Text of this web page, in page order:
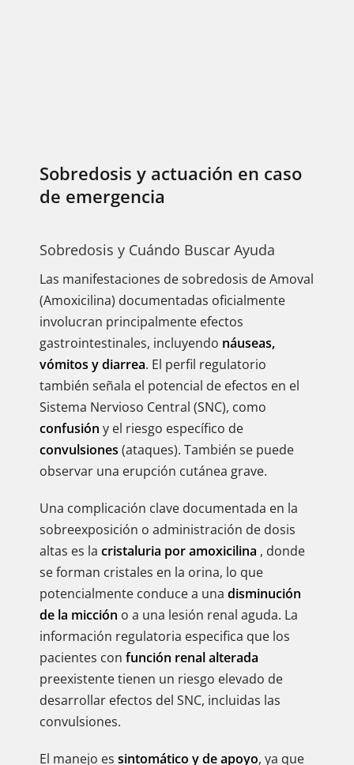
Sobredosis y actuación en caso
de emergencia
Sobredosis y Cuándo Buscar Ayuda
Las manifestaciones de sobredosis de Amoval
(Amoxicilina) documentadas oficialmente
involucran principalmente efectos
gastrointestinales, incluyendo náuseas,
vómitos y diarrea. El perfil regulatorio
también señala el potencial de efectos en el
Sistema Nervioso Central (SNC), como
confusión y el riesgo específico de
convulsiones (ataques). También se puede
observar una erupción cutánea grave.
Una complicación clave documentada en la
sobreexposición o administración de dosis
altas es la cristaluria por amoxicilina , donde
se forman cristales en la orina, lo que
potencialmente conduce a una disminución
de la micción o a una lesión renal aguda. La
información regulatoria especifica que los
pacientes con función renal alterada
preexistente tienen un riesgo elevado de
desarrollar efectos del SNC, incluidas las
convulsiones.
El manejo es sintomático y de apoyo, ya que